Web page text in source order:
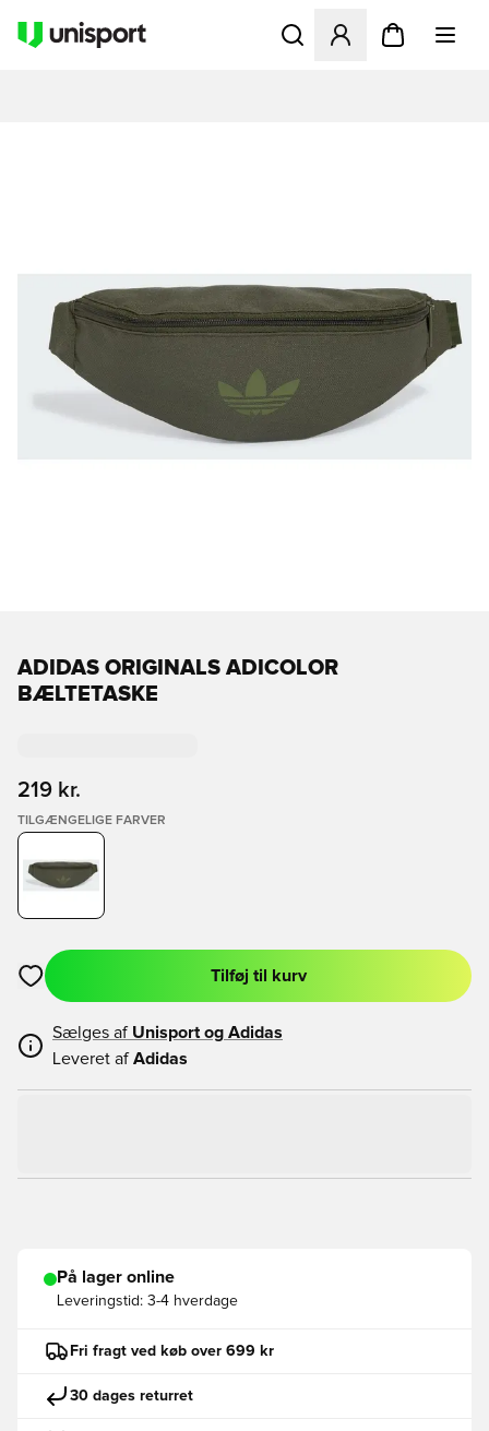
Åbner en Modal til at
ADIDAS ORIGINALS ADICOLOR
BÆLTETASKE
219 kr.
TILGÆNGELIGE FARVER
Åbner en Modal til at logge ind eller tilmelde dig som medlem
Tilføj til kurv
Sælges af Unisport og Adidas
Leveret af Adidas
På lager online
Leveringstid: 3-4 hverdage
Fri fragt ved køb over 699 kr
30 dages returret